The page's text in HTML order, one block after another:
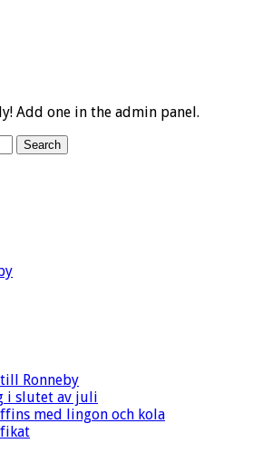
Add one in the admin panel.
Ronneby
i slutet av juli
med lingon och kola